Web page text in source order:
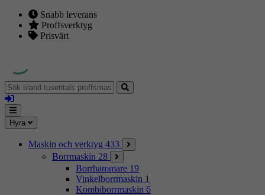
Snabb leverans
Proffsverktyg
Prisvärt
Sök
bland
tusentals
proffsmaskiner
Logga
in
Mina
sidor
Meny
Hyra
Maskin och verktyg 433
Borrmaskin 28
Borrhammare 19
Vinkelborrmaskin 1
Kombiborrmaskin 6